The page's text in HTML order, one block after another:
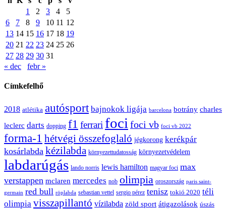
1
2 3 4
5
6
7 8 9 10 11 12
13 14 15 16 17 18 19
20 21 22 23 24 25 26
27 28 29 30 31
« dec
febr »
Címkefelhő
2018 atlétika autósport bajnokok ligája barcelona botrány charles
leclerc darts dopping f1 ferrari focifoci vb foci vb 2022
forma-1 hétvégi összefoglaló jégkorong kerékpár
kosárlabda kézilabda környezettudatosság környezetvédelem
labdarúgás lando norris lewis hamilton magyar foci max
verstappen mclaren mercedes nob olimpia oroszország paris saint-
germain red bull röplabda sebastian vettel sergio pérez tenisz tokió 2020 téli
olimpia visszapillantó vízilabda zöld sport átigazolások úszás